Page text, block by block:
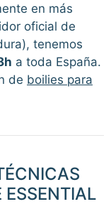
en más
oficial de
tenemos
a toda España.
de boilies para
ESSENTIAL